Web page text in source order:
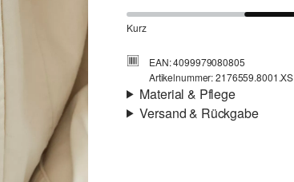
Kurz
EAN: 4099979080805
Artikelnummer: 2176559.8001.XS
Material & Pflege
Versand & Rückgabe